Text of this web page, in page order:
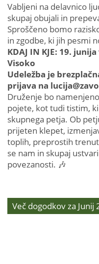
Vabljeni na delavnico
skupaj obujali in
Sproščeno bomo
in zgodbe, ki jih pesmi
KDAJ IN KJE: 19.
Visoko
Udeležba je
prijava na
Druženje bo
pojete, kot tudi tistim,
skupnega petja. Ob
prijeten klepet,
toplih, preprostih
se nam in skupaj
povezanosti. 🎶
Več dogodkov za Junij